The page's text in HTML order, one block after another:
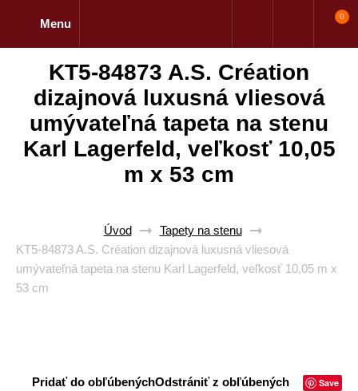
Menu
0
KT5-84873 A.S. Création
dizajnová luxusná vliesová
umývateľná tapeta na stenu
Karl Lagerfeld, veľkosť 10,05
m x 53 cm
Úvod
Tapety na stenu
KT5-84873 A.S. Création dizajnová luxusná vliesová
umývateľná tapeta na stenu Karl Lagerfeld, veľkosť 10,05 m x
53 cm
Pridať do obľúbenýchOdstrániť z obľúbených Save